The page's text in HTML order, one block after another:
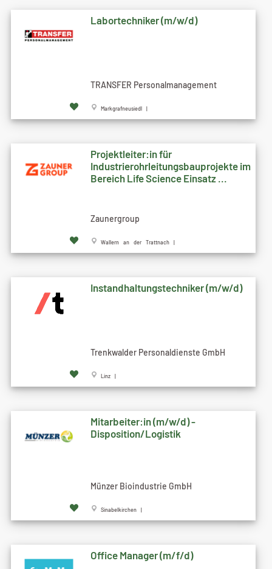
Labortechniker (m/w/d)
TRANSFER Personalmanagement
Markgrafneusiedl |
Projektleiter:in für
Industrierohrleitungsbauprojekte im
Bereich Life Science Einsatz ...
Zaunergroup
Wallern an der Trattnach |
Instandhaltungstechniker (m/w/d)
Trenkwalder Personaldienste GmbH
Linz |
Mitarbeiter:in (m/w/d) -
Disposition/Logistik
Münzer Bioindustrie GmbH
Sinabelkirchen |
Office Manager (m/f/d)